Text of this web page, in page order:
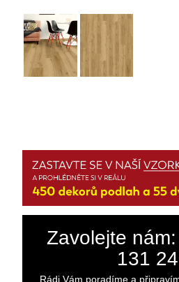
Zavolejte
131
Rádi Vám poradíme a